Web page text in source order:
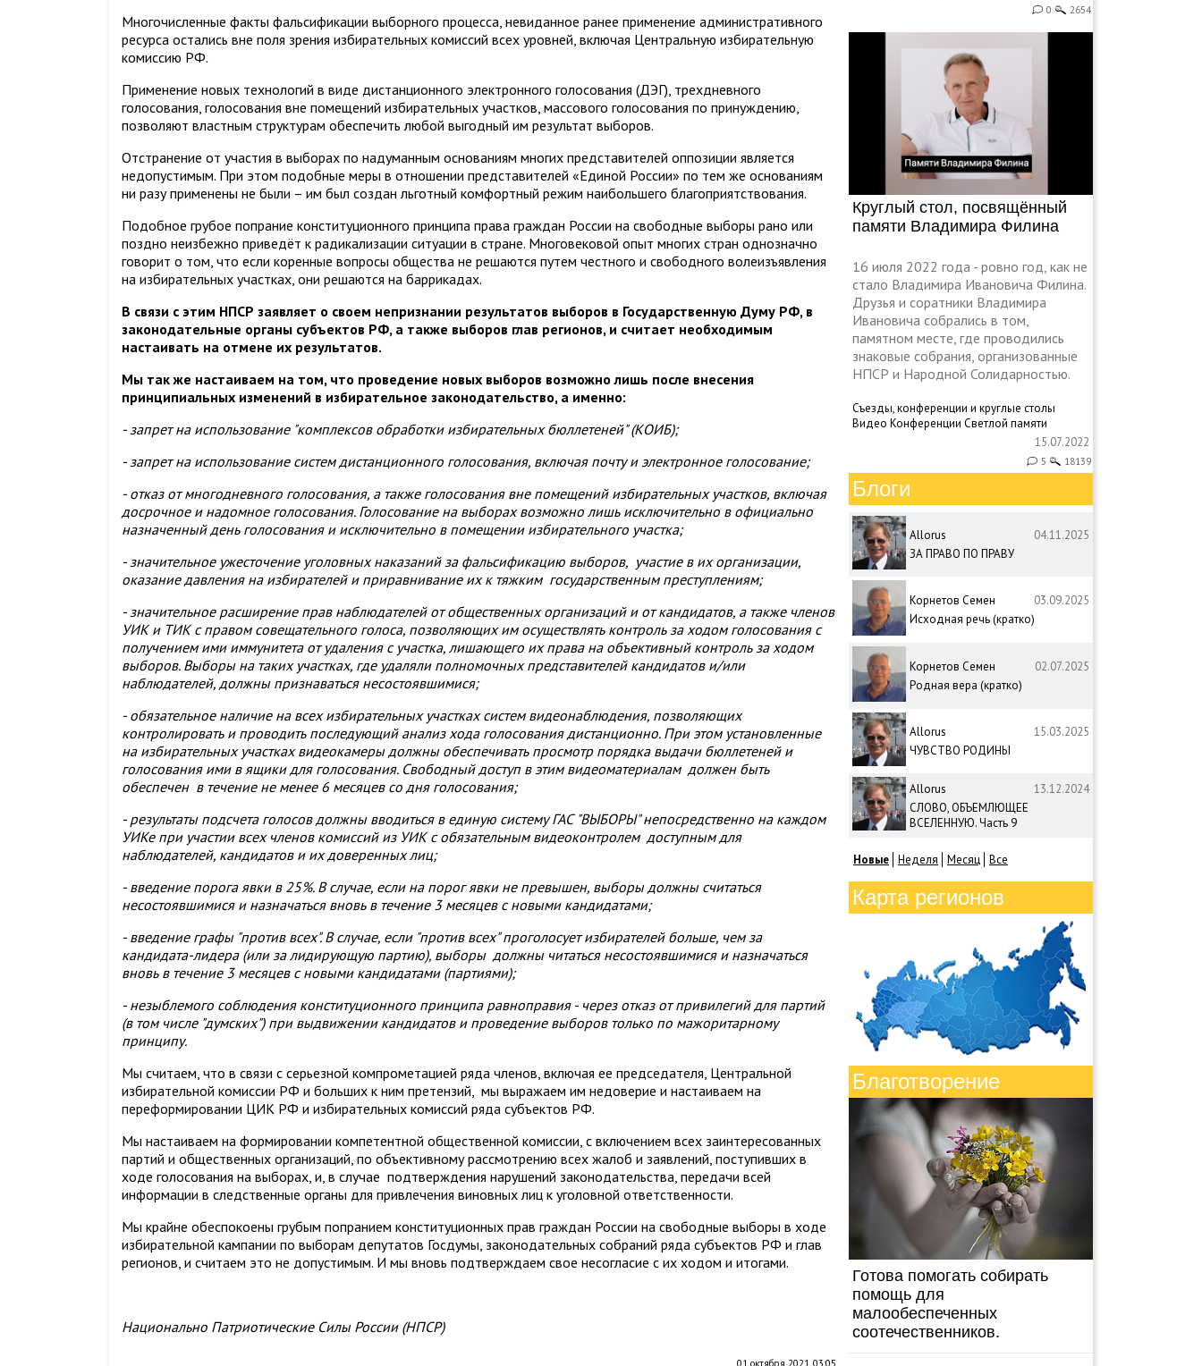
Многочисленные факты фальсификации выборного процесса, невиданное ранее применение административного
ресурса остались вне поля зрения избирательных комиссий всех уровней, включая Центральную избирательную
комиссию РФ.
Применение новых технологий в виде дистанционного электронного голосования (ДЭГ), трехдневного
голосования, голосования вне помещений избирательных участков, массового голосования по принуждению,
позволяют властным структурам обеспечить любой выгодный им результат выборов.
Отстранение от участия в выборах по надуманным основаниям многих представителей оппозиции является
недопустимым. При этом подобные меры в отношении представителей «Единой России» по тем же основаниям
ни разу применены не были – им был создан льготный комфортный режим наибольшего благоприятствования.
Подобное грубое попрание конституционного принципа права граждан России на свободные выборы рано или
поздно неизбежно приведёт к радикализации ситуации в стране. Многовековой опыт многих стран однозначно
говорит о том, что если коренные вопросы общества не решаются путем честного и свободного волеизъявления
на избирательных участках, они решаются на баррикадах.
В связи с этим НПСР заявляет о своем непризнании результатов выборов в Государственную Думу РФ, в
законодательные органы субъектов РФ, а также выборов глав регионов, и считает необходимым
настаивать на отмене их результатов.
Мы так же настаиваем на том, что проведение новых выборов возможно лишь после внесения
принципиальных изменений в избирательное законодательство, а именно:
- запрет на использование "комплексов обработки избирательных бюллетеней" (КОИБ);
- запрет на использование систем дистанционного голосования, включая почту и электронное голосование;
- отказ от многодневного голосования, а также голосования вне помещений избирательных участков, включая
досрочное и надомное голосования. Голосование на выборах возможно лишь исключительно в официально
назначенный день голосования и исключительно в помещении избирательного участка;
- значительное ужесточение уголовных наказаний за фальсификацию выборов, участие в их организации,
оказание давления на избирателей и приравнивание их к тяжким государственным преступлениям;
- значительное расширение прав наблюдателей от общественных организаций и от кандидатов, а также членов
УИК и ТИК с правом совещательного голоса, позволяющих им осуществлять контроль за ходом голосования с
получением ими иммунитета от удаления с участка, лишающего их права на объективный контроль за ходом
выборов. Выборы на таких участках, где удаляли полномочных представителей кандидатов и/или
наблюдателей, должны признаваться несостоявшимися;
- обязательное наличие на всех избирательных участках систем видеонаблюдения, позволяющих
контролировать и проводить последующий анализ хода голосования дистанционно. При этом установленные
на избирательных участках видеокамеры должны обеспечивать просмотр порядка выдачи бюллетеней и
голосования ими в ящики для голосования. Свободный доступ в этим видеоматериалам должен быть
обеспечен в течение не менее 6 месяцев со дня голосования;
- результаты подсчета голосов должны вводиться в единую систему ГАС "ВЫБОРЫ" непосредственно на каждом
УИКе при участии всех членов комиссий из УИК с обязательным видеоконтролем доступным для
наблюдателей, кандидатов и их доверенных лиц;
- введение порога явки в 25%. В случае, если на порог явки не превышен, выборы должны считаться
несостоявшимися и назначаться вновь в течение 3 месяцев с новыми кандидатами;
- введение графы "против всех". В случае, если "против всех" проголосует избирателей больше, чем за
кандидата-лидера (или за лидирующую партию), выборы должны читаться несостоявшимися и назначаться
вновь в течение 3 месяцев с новыми кандидатами (партиями);
- незыблемого соблюдения конституционного принципа равноправия - через отказ от привилегий для партий
(в том числе "думских") при выдвижении кандидатов и проведение выборов только по мажоритарному
принципу.
Мы считаем, что в связи с серьезной компрометацией ряда членов, включая ее председателя, Центральной
избирательной комиссии РФ и больших к ним претензий, мы выражаем им недоверие и настаиваем на
переформировании ЦИК РФ и избирательных комиссий ряда субъектов РФ.
Мы настаиваем на формировании компетентной общественной комиссии, с включением всех заинтересованных
партий и общественных организаций, по объективному рассмотрению всех жалоб и заявлений, поступивших в
ходе голосования на выборах, и, в случае подтверждения нарушений законодательства, передачи всей
информации в следственные органы для привлечения виновных лиц к уголовной ответственности.
Мы крайне обеспокоены грубым попранием конституционных прав граждан России на свободные выборы в ходе
избирательной кампании по выборам депутатов Госдумы, законодательных собраний ряда субъектов РФ и глав
регионов, и считаем это не допустимым. И мы вновь подтверждаем свое несогласие с их ходом и итогами.
Национально Патриотические Силы России (НПСР)
0 2654
Круглый стол, посвящённый
памяти Владимира Филина
16 июля 2022 года - ровно год, как не
стало Владимира Ивановича Филина.
Друзья и соратники Владимира
Ивановича собрались в том,
памятном месте, где проводились
знаковые собрания, организованные
НПСР и Народной Солидарностью.
Съезды, конференции и круглые столы
Видео Конференции Светлой памяти
15.07.2022
5 18139
Блоги
Allorus
04.11.2025
ЗА ПРАВО ПО ПРАВУ
Корнетов Семен
03.09.2025
Исходная речь (кратко)
Корнетов Семен
02.07.2025
Родная вера (кратко)
Allorus
15.03.2025
ЧУВСТВО РОДИНЫ
Allorus
13.12.2024
СЛОВО, ОБЪЕМЛЮЩЕЕ
ВСЕЛЕННУЮ. Часть 9
Новые Неделя Месяц Все
Карта регионов
Благотворение
Готова помогать собирать
помощь для
малообеспеченных
соотечественников.